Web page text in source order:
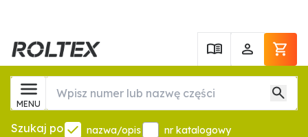
MENU
Szukaj po nazwa/opis nr katalogowy